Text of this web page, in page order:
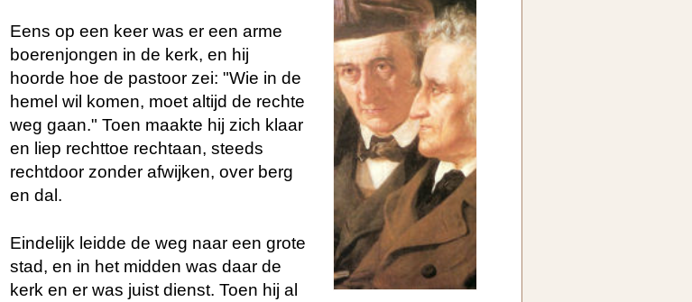
Eens op een keer was er een arme
boerenjongen in de kerk, en hij
hoorde hoe de pastoor zei: "Wie in de
hemel wil komen, moet altijd de rechte
weg gaan." Toen maakte hij zich klaar
en liep rechttoe rechtaan, steeds
rechtdoor zonder afwijken, over berg
en dal.
Eindelijk leidde de weg naar een grote
stad, en in het midden was daar de
kerk en er was juist dienst. Toen hij al